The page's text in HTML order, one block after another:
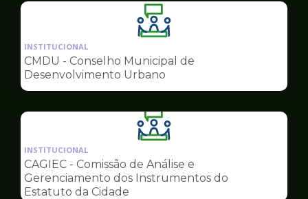
Ilustração
da
pagina
de
Conselhos
INSTITUCIONAL
CMDU - Conselho Municipal de
Desenvolvimento Urbano
Ilustração
da
pagina
de
INSTITUCIONAL
CAGIEC - Comissão de Análise e
Gerenciamento dos Instrumentos do
Estatuto da Cidade